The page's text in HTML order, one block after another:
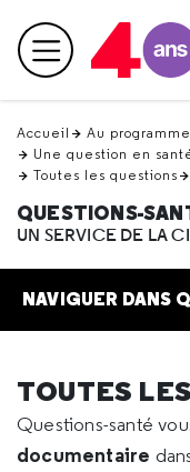
en
haut Menu principal
Accueil Au programme
Une question en
Toutes les questions
QUESTIONS-
UN SERVICE DE LA
NAVIGUER DANS
TOUTES
Questions-santé
documentaire